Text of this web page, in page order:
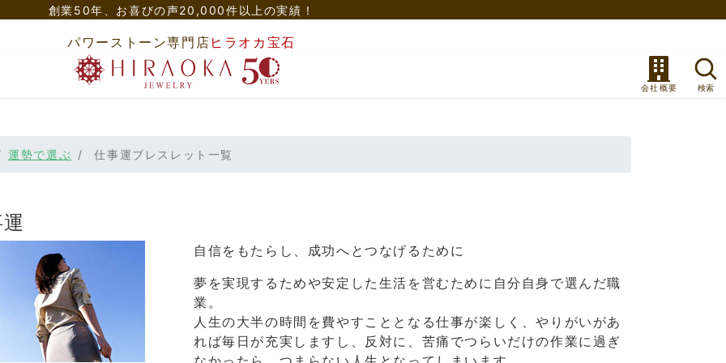
創業50年、 お喜びの声20,000件以上の実績！
パワーストーン専門店 ヒラオカ宝石
運勢で選ぶ 仕事運ブレスレット一覧
自信をもたらし、成功へとつなげるために
夢を実現するためや安定した生活を営むために自分自身で選んだ職
業。
人生の大半の時間を費やすこととなる仕事が楽しく、やりがいがあ
れば毎日が充実しますし、反対に、苦痛でつらいだけの作業に過ぎ